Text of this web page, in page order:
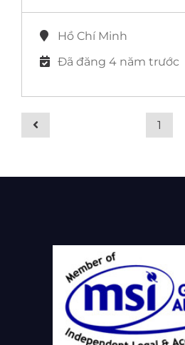
Hồ Chí Minh
Đã đăng 4 năm trước
1